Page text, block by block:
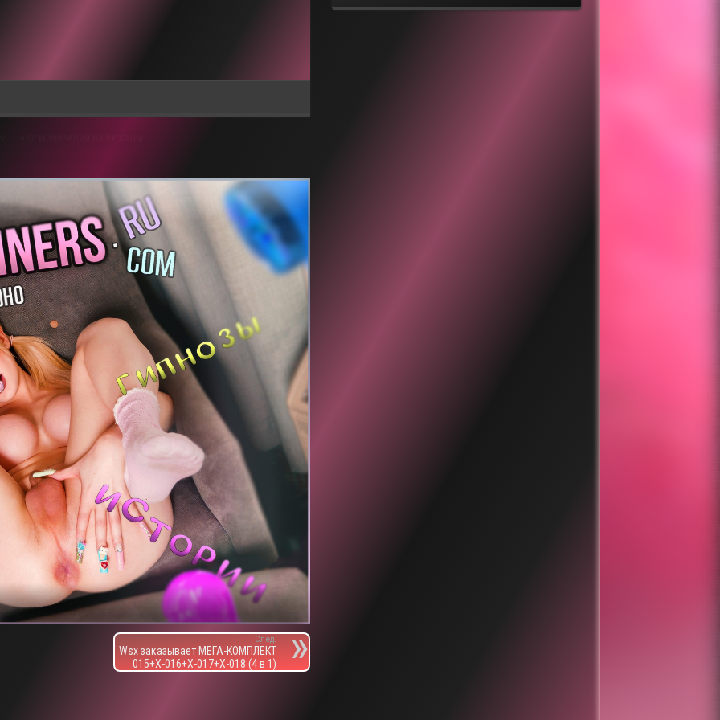
След.
Wsx заказывает МЕГА-КОМПЛЕКТ
015+X-016+X-017+X-018 (4 в 1)